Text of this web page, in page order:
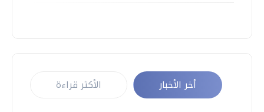
أخر الأخبار الأكثر قراءة